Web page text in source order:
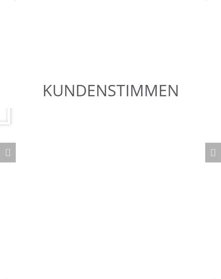
KUNDENSTIMMEN